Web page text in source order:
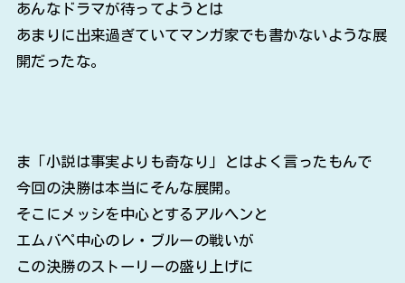
あんなドラマが待ってようとは
あまりに出来過ぎていてマンガ家でも書かないような展
開だったな。
ま「小説は事実よりも奇なり」とはよく言ったもんで
今回の決勝は本当にそんな展開。
そこにメッシを中心とするアルヘンと
エムバペ中心のレ・ブルーの戦いが
この決勝のストーリーの盛り上げに